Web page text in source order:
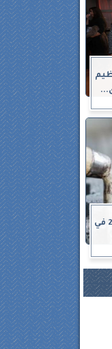
أسعار الأسمنت اليوم السبت 21-9-2024 في